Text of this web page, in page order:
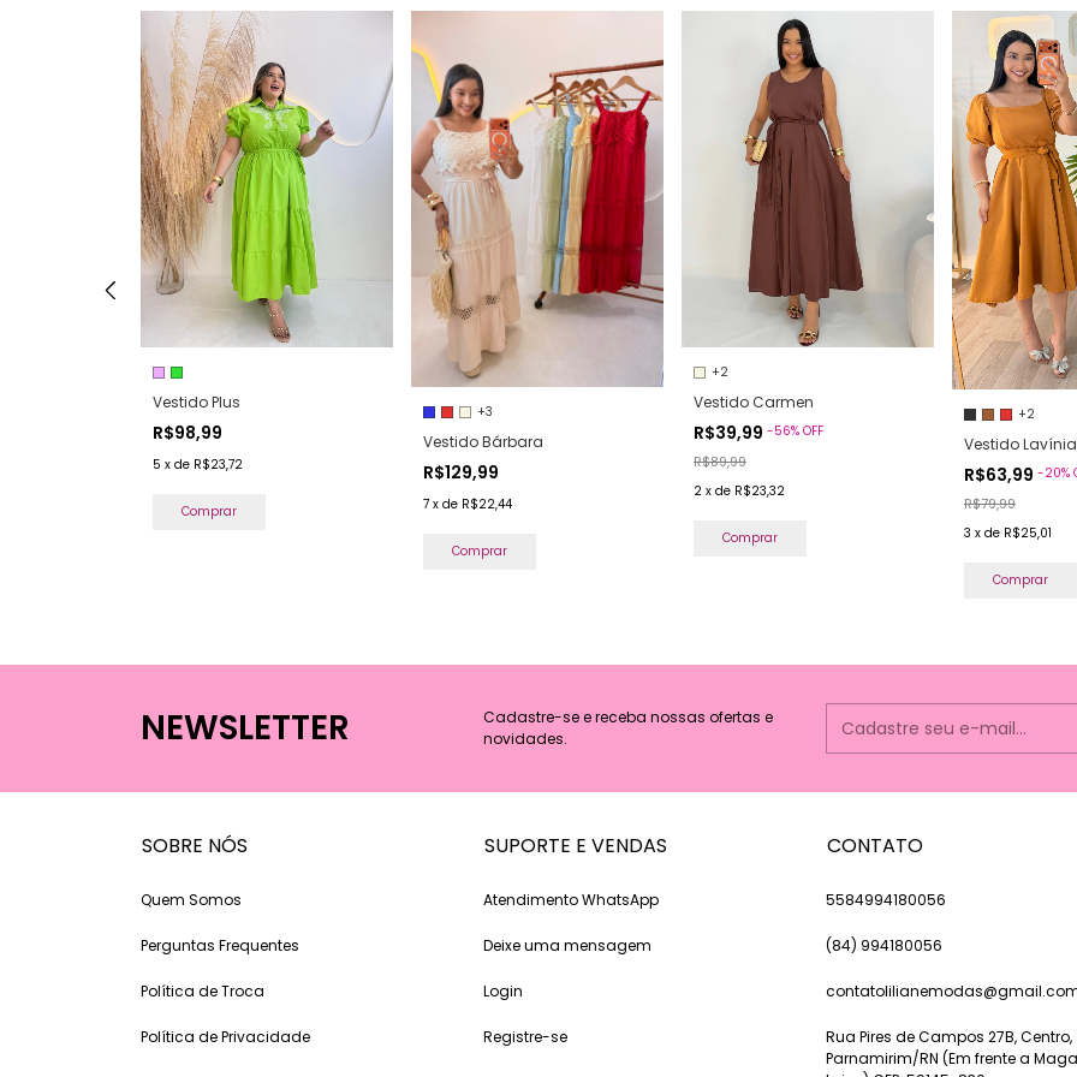
Vestido Plus
R$98,99
5 x de R$23,72
Comprar
+3
Vestido Bárbara
R$129,99
7 x de R$22,44
Comprar
+2
Vestido Carmen
R$39,99 -56% OFF
R$89,99
2 x de R$23,32
Comprar
+2
Vestido Lavínia
R$63,99 -20%
R$79,99
3 x de R$25,01
Comprar
NEWSLETTER
Cadastre-se e receba nossas ofertas e
novidades.
SOBRE NÓS
Quem Somos
Perguntas Frequentes
Política de Troca
Política de Privacidade
SUPORTE E VENDAS
Atendimento WhatsApp
Deixe uma mensagem
Login
Registre-se
CONTATO
5584994180056
(84) 994180056
Rua Pires de Campos 27B, Centro,
Parnamirim/RN (Em frente a